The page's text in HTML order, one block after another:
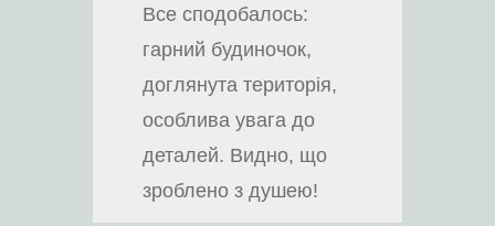
Все сподобалось:
гарний будиночок,
доглянута територія,
особлива увага до
деталей. Видно, що
зроблено з душею!